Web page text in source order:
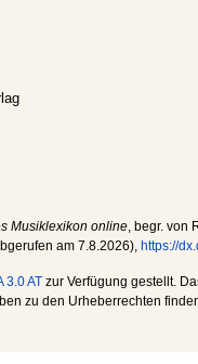
Musiklexikon online , begr. von
am 7.8.2026), https://
3.0 AT zur Verfügung gestellt.
zu den Urheberrechten